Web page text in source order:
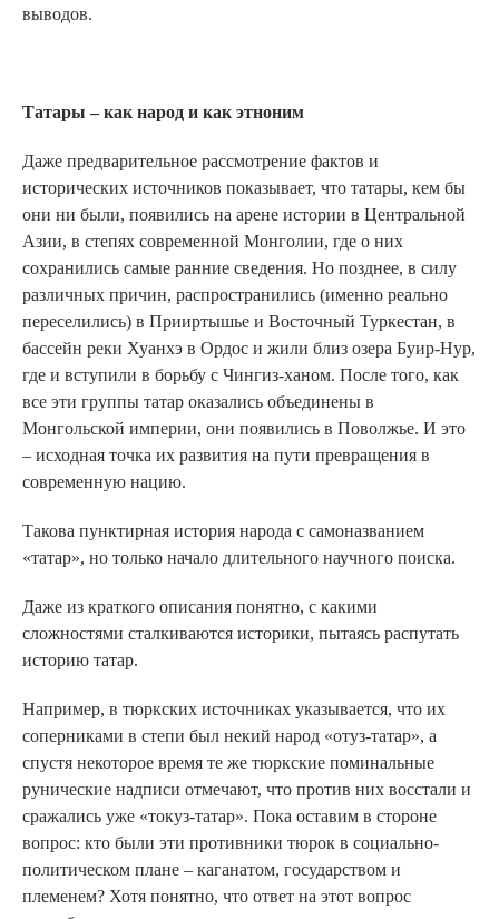
выводов.
Татары – как народ и как этноним
Даже предварительное рассмотрение фактов и
исторических источников показывает, что татары, кем бы
они ни были, появились на арене истории в Центральной
Азии, в степях современной Монголии, где о них
сохранились самые ранние сведения. Но позднее, в силу
различных причин, распространились (именно реально
переселились) в Прииртышье и Восточный Туркестан, в
бассейн реки Хуанхэ в Ордос и жили близ озера Буир-Нур,
где и вступили в борьбу с Чингиз-ханом. После того, как
все эти группы татар оказались объединены в
Монгольской империи, они появились в Поволжье. И это
– исходная точка их развития на пути превращения в
современную нацию.
Такова пунктирная история народа с самоназванием
«татар», но только начало длительного научного поиска.
Даже из краткого описания понятно, с какими
сложностями сталкиваются историки, пытаясь распутать
историю татар.
Например, в тюркских источниках указывается, что их
соперниками в степи был некий народ «отуз-татар», а
спустя некоторое время те же тюркские поминальные
рунические надписи отмечают, что против них восстали и
сражались уже «токуз-татар». Пока оставим в стороне
вопрос: кто были эти противники тюрок в социально-
политическом плане – каганатом, государством и
племенем? Хотя понятно, что ответ на этот вопрос